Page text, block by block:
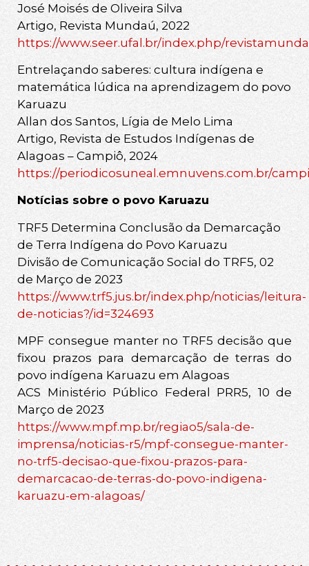
José Moisés de Oliveira Silva
Artigo, Revista Mundaú, 2022
https://www.seer.ufal.br/index.php/
Entrelaçando saberes: cultura indígena e
matemática lúdica na aprendizagem do povo
Karuazu
Allan dos Santos, Lígia de Melo Lima
Artigo, Revista de Estudos Indígenas de
Alagoas – Campiô, 2024
https://periodicosuneal.emnuvens.com.br/
Notícias sobre o povo Karuazu
TRF5 Determina Conclusão da Demarcação
de Terra Indígena do Povo Karuazu
Divisão de Comunicação Social do TRF5, 02
de Março de 2023
https://www.trf5.jus.br/index.php/noticias/leitura-
de-noticias?/id=324693
MPF consegue manter no TRF5 decisão que
fixou prazos para demarcação de terras do
povo indígena Karuazu em Alagoas
ACS Ministério Público Federal PRR5, 10 de
Março de 2023
https://www.mpf.mp.br/regiao5/sala-de-
imprensa/noticias-r5/mpf-consegue-manter-
no-trf5-decisao-que-fixou-prazos-para-
demarcacao-de-terras-do-povo-indigena-
karuazu-em-alagoas/